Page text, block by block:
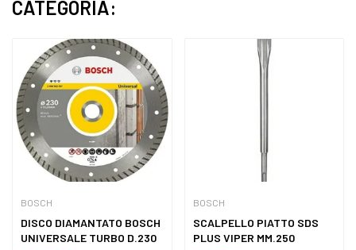
CATEGORIA:
BOSCH
DISCO DIAMANTATO BOSCH
UNIVERSALE TURBO D.230
BOSCH
SCALPELLO PIATTO SDS
PLUS VIPER MM.250